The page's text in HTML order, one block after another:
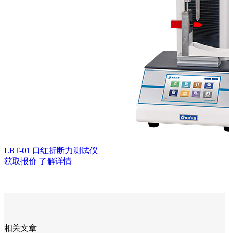
LBT-01 口红折断力测试仪
获取报价 了解详情
相关文章